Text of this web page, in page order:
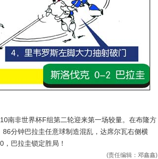
南非世界杯F组第二轮迎来第一场较量。在布隆方
分钟巴拉圭任意球制造混乱，达席尔瓦右侧横
巴拉圭锁定胜局！
(责任编辑：邓鑫鑫)